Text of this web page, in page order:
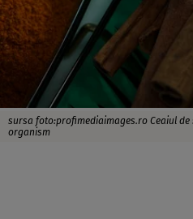
sursa foto:profimediaimages.ro Ceaiul
organism